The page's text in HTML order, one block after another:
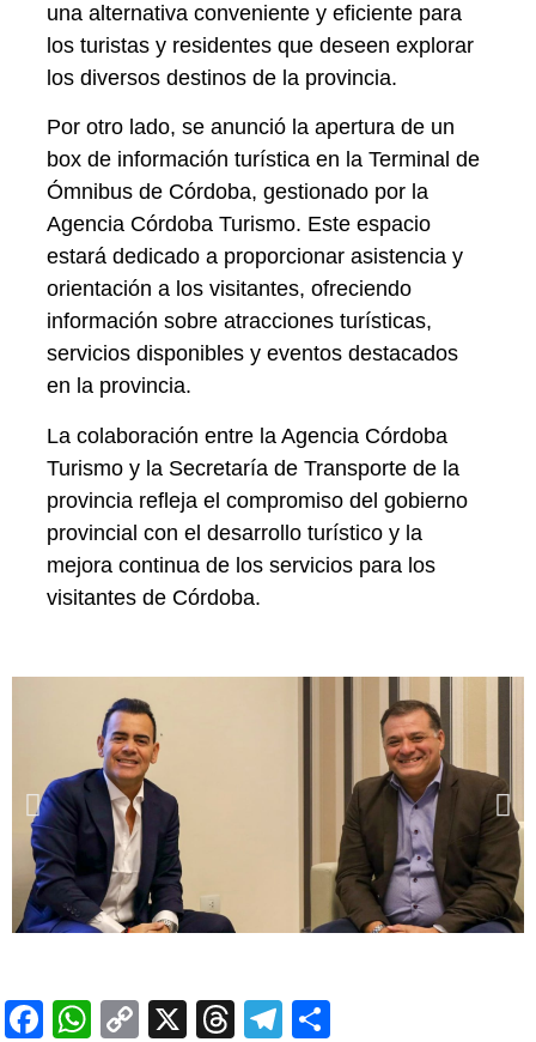
una alternativa conveniente y eficiente para
los turistas y residentes que deseen explorar
los diversos destinos de la provincia.
Por otro lado, se anunció la apertura de un
box de información turística en la Terminal de
Ómnibus de Córdoba, gestionado por la
Agencia Córdoba Turismo. Este espacio
estará dedicado a proporcionar asistencia y
orientación a los visitantes, ofreciendo
información sobre atracciones turísticas,
servicios disponibles y eventos destacados
en la provincia.
La colaboración entre la Agencia Córdoba
Turismo y la Secretaría de Transporte de la
provincia refleja el compromiso del gobierno
provincial con el desarrollo turístico y la
mejora continua de los servicios para los
visitantes de Córdoba.
Facebook
WhatsApp
Copy
X Threads
Telegram